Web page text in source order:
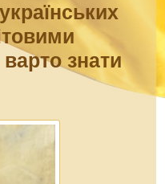
знати